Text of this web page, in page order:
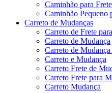
Caminhão para Frete
Caminhão Pequeno
Carreto de Mudanças
Carreto de Frete
Carreto de Mudança
Carreto de
Carreto e Mudança
Carreto Frete de
Carreto Frete para
Carreto Mudança